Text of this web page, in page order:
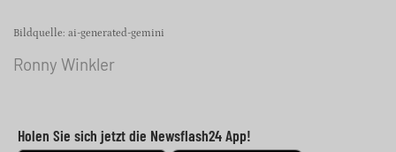
Bildquelle: ai-generated-gemini
Ronny Winkler
Holen Sie sich jetzt die Newsflash24 App!